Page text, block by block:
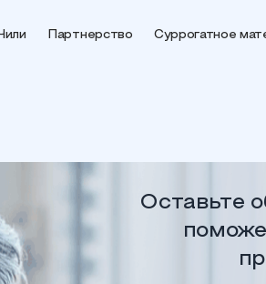
Партнерство Суррогатное
Оставьте